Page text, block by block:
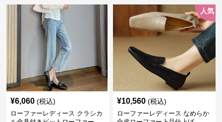
¥6,060 (税込)
ローファーレディース クラシカ
人気
¥10,560 (税込)
ローファーレディース なめらか